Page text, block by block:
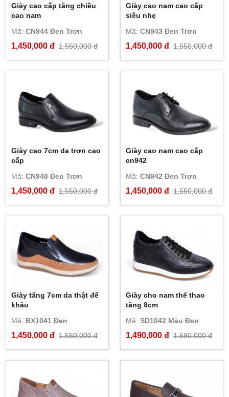
Giày cao cấp tăng chiều
cao nam
Mã:CN944 Đen Trơn
1,450,000 đ 1,550,000 đ
Giày cao nam cao cấp
siêu nhẹ
Mã:CN943 Đen Trơn
1,450,000 đ 1,550,000 đ
Giày cao 7cm da trơn cao
cấp
Mã:CN948 Đen Trơn
1,450,000 đ 1,550,000 đ
Giày cao nam cao cấp
cn942
Mã:CN942 Đen Trơn
1,450,000 đ 1,550,000 đ
Giày tăng 7cm da thật đế
khâu
Mã: BX1041 Đen
1,450,000 đ 1,550,000 đ
Giày cho nam thể thao
tăng 8cm
Mã:SD1042 Màu Đen
1,490,000 đ 1,590,000 đ